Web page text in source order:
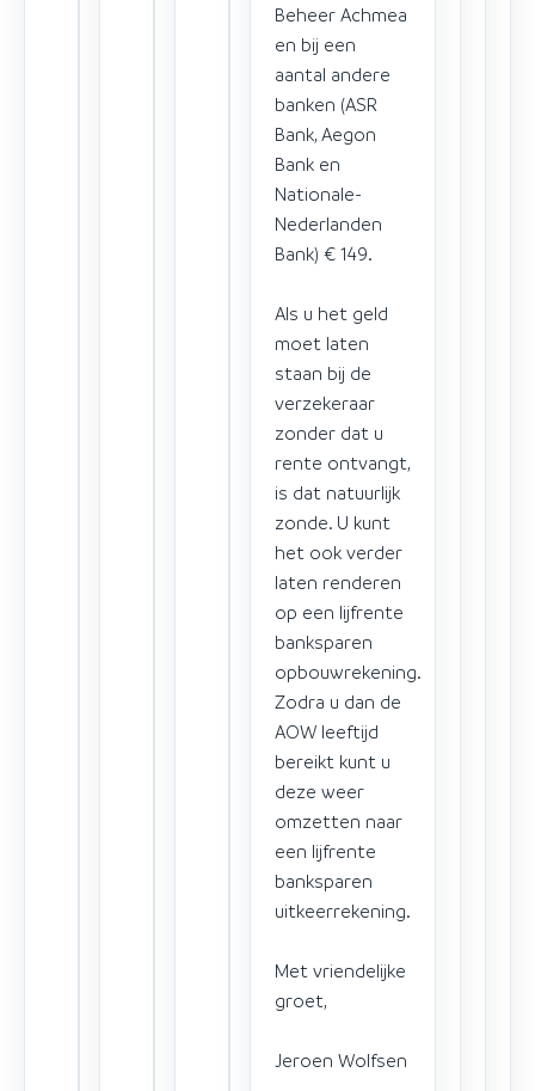
Beheer Achmea
en bij een
aantal andere
banken (ASR
Bank, Aegon
Bank en
Nationale-
Nederlanden
Bank) € 149.
Als u het geld
moet laten
staan bij de
verzekeraar
zonder dat u
rente ontvangt,
is dat natuurlijk
zonde. U kunt
het ook verder
laten renderen
op een lijfrente
banksparen
opbouwrekening.
Zodra u dan de
AOW leeftijd
bereikt kunt u
deze weer
omzetten naar
een lijfrente
banksparen
uitkeerrekening.
Met vriendelijke
groet,
Jeroen Wolfsen